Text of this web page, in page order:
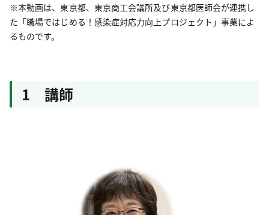
※本動画は、東京都、東京商工会議所及び東京都医師会が連携し
た「職場ではじめる！感染症対応力向上プロジェクト」事業によ
るものです。
1 講師